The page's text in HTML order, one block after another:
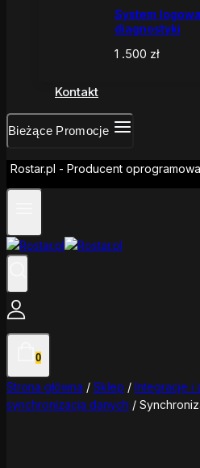
System
diagnostyki
1 .500 zł
Kontakt
Bieżące Promocje
Rostar.pl - Producent
0
Strona główna / Sklep / Integracje i
synchronizacja danych /